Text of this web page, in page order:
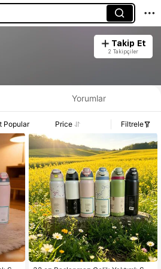
Takip Et
2 Takipçiler
Yorumlar
Popular Price Filtrele